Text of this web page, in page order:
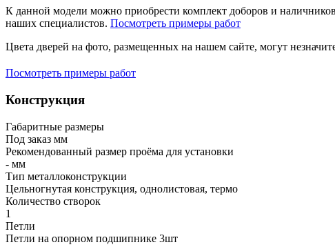
К данной модели можно приобрести комплект доборов и
наших специалистов. Посмотреть примеры работ
Цвета дверей на фото, размещенных на нашем сайте, могут
Посмотреть примеры работ
Конструкция
Габаритные размеры
Под заказ мм
Рекомендованный размер проёма для установки
- мм
Тип металлоконструкции
Цельногнутая конструкция, однолистовая, термо
Количество створок
1
Петли
Петли на опорном подшипнике 3шт